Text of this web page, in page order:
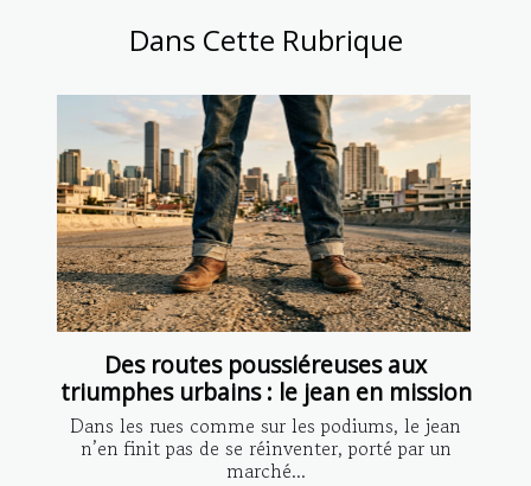
Dans Cette Rubrique
Des routes poussiéreuses aux
triumphes urbains : le jean en mission
Dans les rues comme sur les podiums, le jean
n’en finit pas de se réinventer, porté par un
marché...